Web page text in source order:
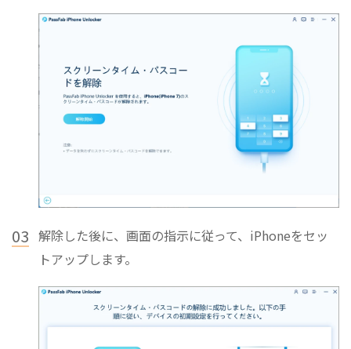
03 解除した後に、画面の指示に従って、iPhoneをセッ
トアップします。